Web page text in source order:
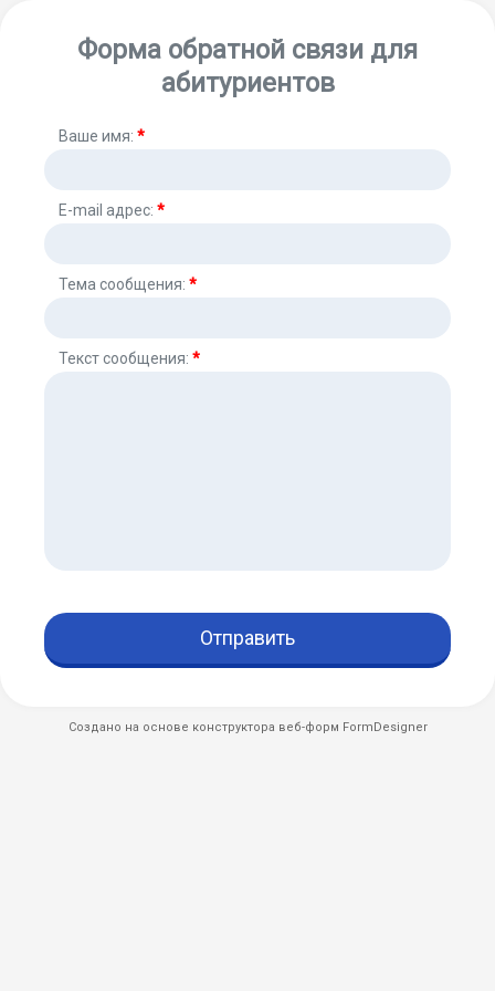
Форма обратной связи для
абитуриентов
Ваше имя: *
E-mail адрес: *
Тема сообщения: *
Текст сообщения: *
Отправить
Создано на основе конструктора веб-форм FormDesigner